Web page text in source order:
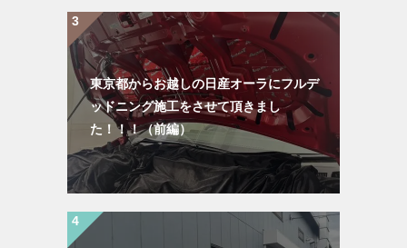
東京都からお越しの日産オーラにフルデ
ッドニング施工をさせて頂きまし
た！！！（前編）